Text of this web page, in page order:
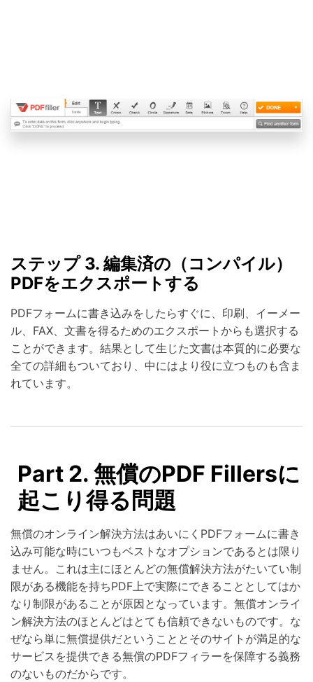
ステップ 3. 編集済の（コンパイル）
PDFをエクスポートする
PDFフォームに書き込みをしたらすぐに、印刷、イーメー
ル、FAX、文書を得るためのエクスポートからも選択する
ことができます。結果として生じた文書は本質的に必要な
全ての詳細もついており、中にはより役に立つものも含ま
れています。
Part 2. 無償のPDF Fillersに
起こり得る問題
無償のオンライン解決方法はあいにくPDFフォームに書き
込み可能な時にいつもベストなオプションであるとは限り
ません。これは主にほとんどの無償解決方法がたいてい制
限がある機能を持ちPDF上で実際にできることとしてはか
なり制限があることが原因となっています。無償オンライ
ン解決方法のほとんどはとても信頼できないものです。な
ぜなら単に無償提供だということとそのサイトが満足的な
サービスを提供できる無償のPDFフィラーを保障する義務
のないものだからです。